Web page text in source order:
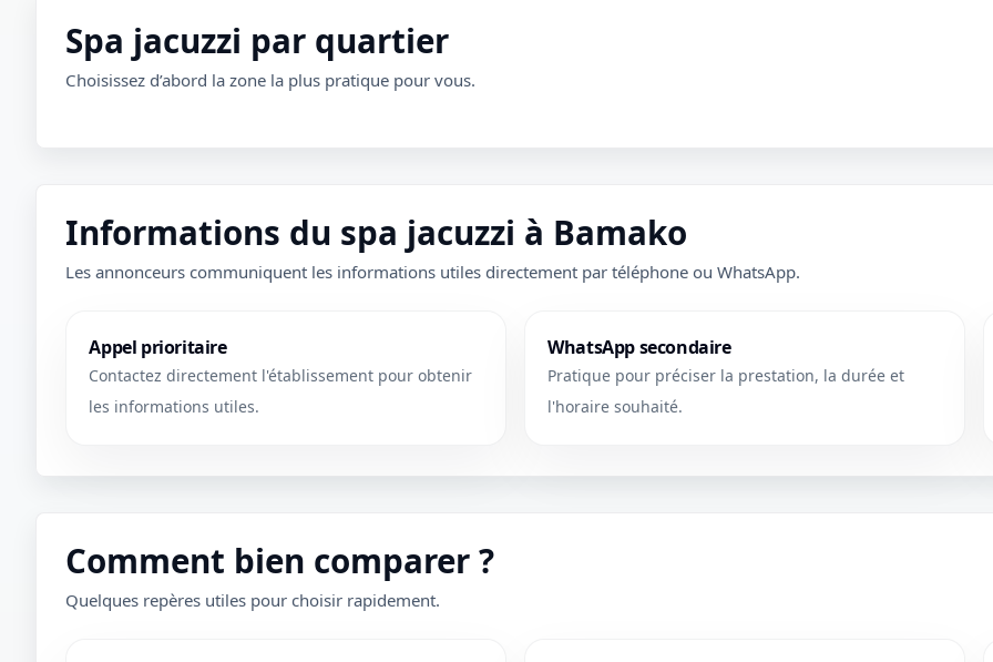
Spa jacuzzi par quartier
Choisissez d’abord la zone la plus pratique pour vous.
Informations du spa jacuzzi à Bamako
Les annonceurs communiquent les informations utiles directement par téléphone ou WhatsApp.
Appel prioritaire
Contactez directement l'établissement pour obtenir
les informations utiles.
WhatsApp secondaire
Pratique pour préciser la prestation, la durée et
l'horaire souhaité.
Comment bien comparer ?
Quelques repères utiles pour choisir rapidement.
＋ ⛶↓✕